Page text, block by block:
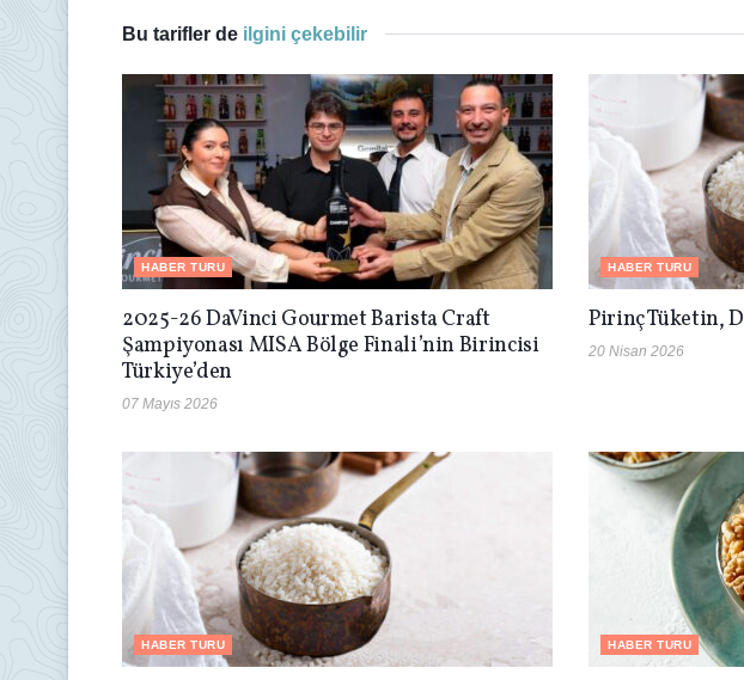
Bu tarifler de ilgini çekebilir
HABER TURU
2025-26 DaVinci Gourmet Barista Craft
Şampiyonası MISA Bölge Finali’nin Birincisi
Türkiye’den
07 Mayıs 2026
HABER TURU
Pirinç Tüketin,
20 Nisan 2026
HABER TURU HABER TURU